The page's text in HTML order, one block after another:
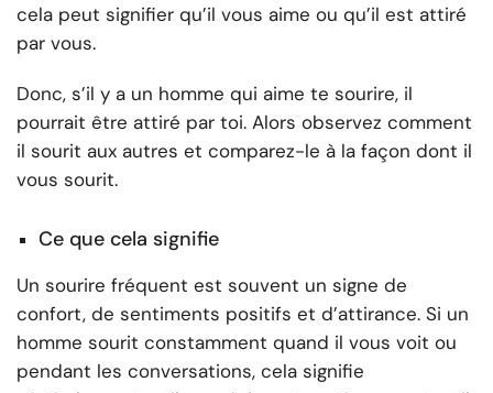
cela peut signifier qu’il vous aime ou qu’il est attiré
par vous.
Donc, s’il y a un homme qui aime te sourire, il
pourrait être attiré par toi. Alors observez comment
il sourit aux autres et comparez-le à la façon dont il
vous sourit.
Ce que cela signifie
Un sourire fréquent est souvent un signe de
confort, de sentiments positifs et d’attirance. Si un
homme sourit constamment quand il vous voit ou
pendant les conversations, cela signifie